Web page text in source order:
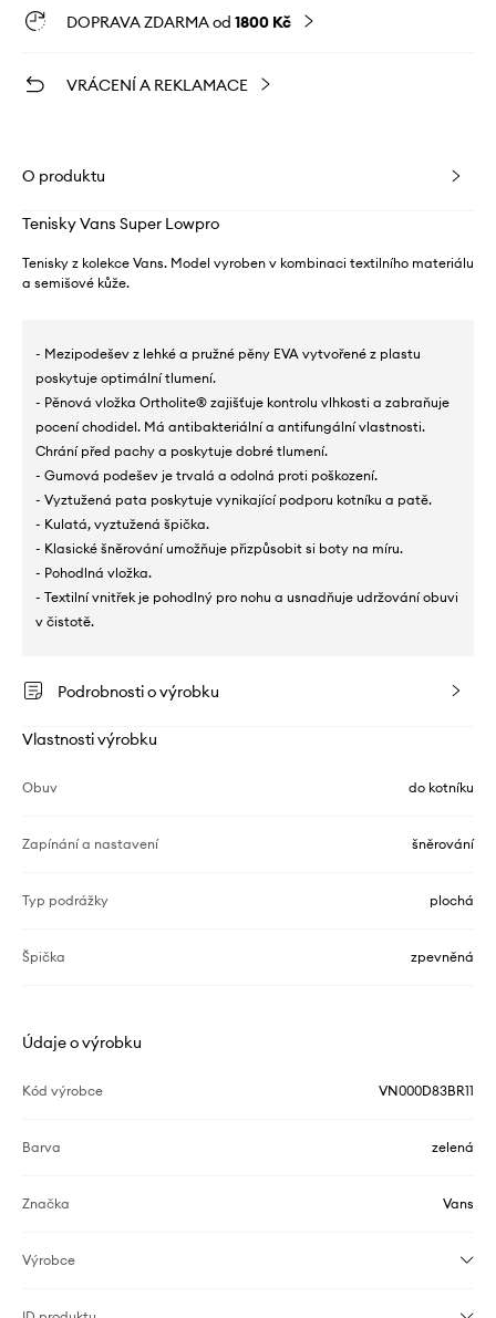
DOPRAVA ZDARMA od 1800 Kč
VRÁCENÍ A REKLAMACE
O produktu
Tenisky Vans Super Lowpro
Tenisky z kolekce Vans. Model vyroben v kombinaci textilního materiálu
a semišové kůže.
- Mezipodešev z lehké a pružné pěny EVA vytvořené z plastu
poskytuje optimální tlumení.
- Pěnová vložka Ortholite® zajišťuje kontrolu vlhkosti a zabraňuje
pocení chodidel. Má antibakteriální a antifungální vlastnosti.
Chrání před pachy a poskytuje dobré tlumení.
- Gumová podešev je trvalá a odolná proti poškození.
- Vyztužená pata poskytuje vynikající podporu kotníku a patě.
- Kulatá, vyztužená špička.
- Klasické šněrování umožňuje přizpůsobit si boty na míru.
- Pohodlná vložka.
- Textilní vnitřek je pohodlný pro nohu a usnadňuje udržování obuvi
v čistotě.
Podrobnosti o výrobku
Vlastnosti výrobku
Obuv do kotníku
Zapínání a nastavení šněrování
Typ podrážky plochá
Špička zpevněná
Údaje o výrobku
Kód výrobce VN000D83BR11
Barva zelená
Značka Vans
Výrobce